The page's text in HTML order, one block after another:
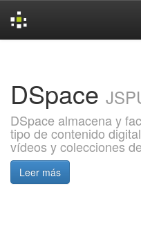
DSpace
DSpace almacena y
tipo de contenido
vídeos y colecciones
Leer más